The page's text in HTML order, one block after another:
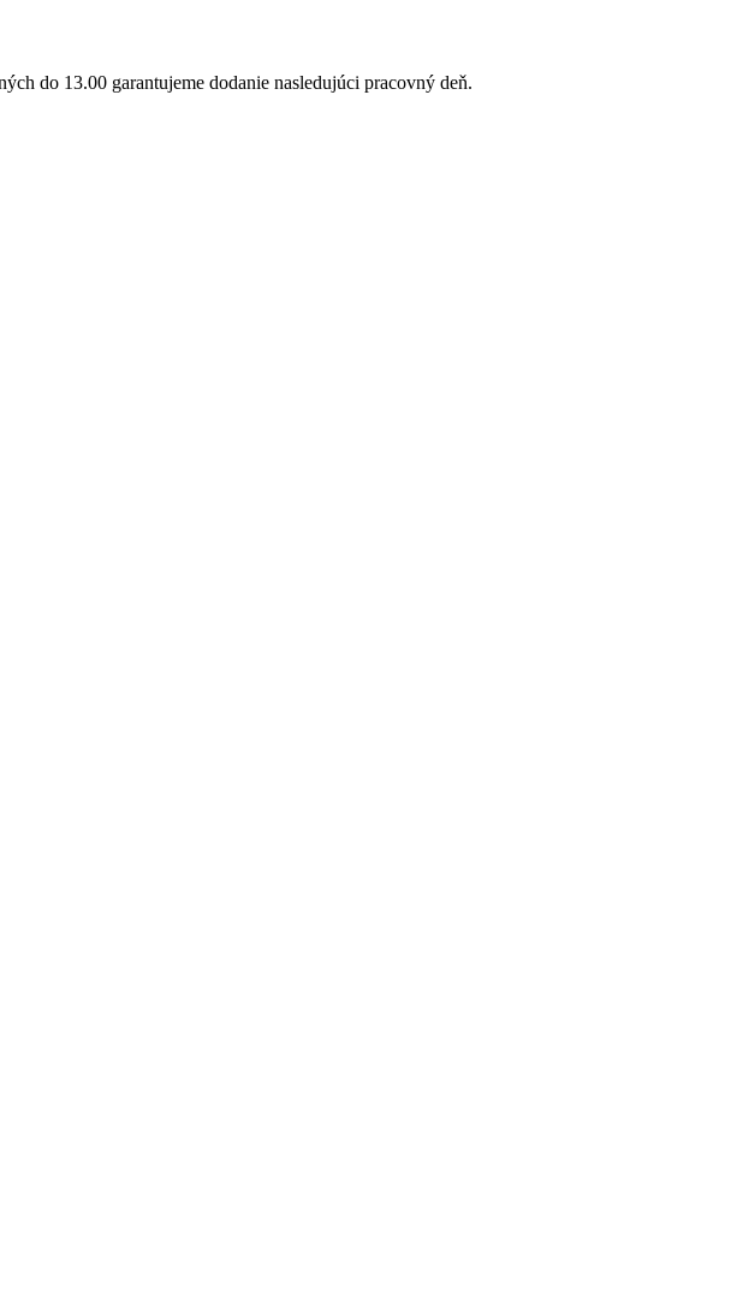
do 13.00 garantujeme dodanie nasledujúci pracovný deň.